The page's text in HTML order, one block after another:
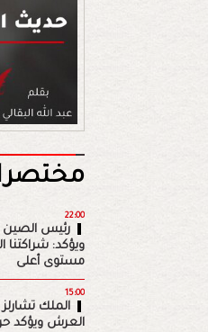
22:00
رئيس الصين
ويؤكد: شراكتنا
مستوى أعلى
15:00
الملك
العرش ويؤكد